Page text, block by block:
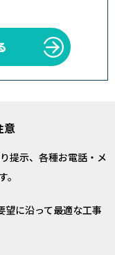
意
提示、各種お電話・メ
望に沿って最適な工事